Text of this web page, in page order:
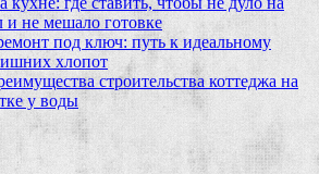
и не мешало готовке
под ключ: путь к идеальному
хлопот
строительства коттеджа на
у воды